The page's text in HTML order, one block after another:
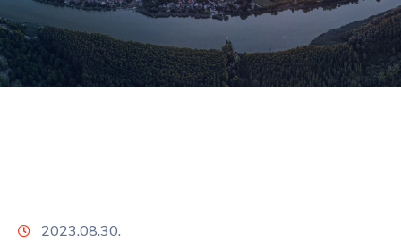
Választási
Információk
Események
2023.08.30.